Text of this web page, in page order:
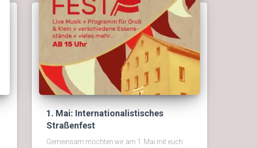
1. Mai: Internationalistisches
Straßenfest
Gemeinsam möchten wir am 1. Mai mit euch